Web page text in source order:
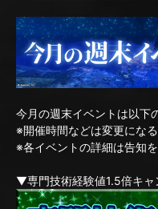
今月の週末イベントは以下
※開催時間などは変更にな
※各イベントの詳細は告知を
▼専門技術経験値1.5倍キ